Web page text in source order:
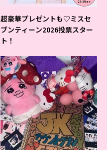
超豪華プレゼントも♡ミスセ
ブンティーン2026投票スター
ト！